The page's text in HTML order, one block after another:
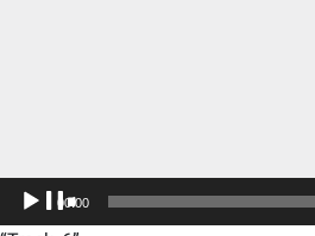
Audio-
00:00